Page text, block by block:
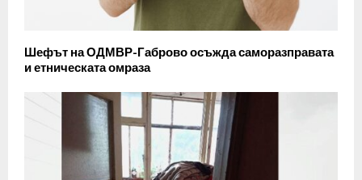
Шефът на ОДМВР-Габрово осъжда саморазправата
и етническата омраза